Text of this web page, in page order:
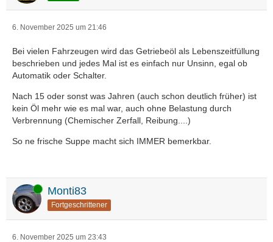
6. November 2025 um 21:46
Bei vielen Fahrzeugen wird das Getriebeöl als Lebenszeitfüllung
beschrieben und jedes Mal ist es einfach nur Unsinn, egal ob
Automatik oder Schalter.
Nach 15 oder sonst was Jahren (auch schon deutlich früher) ist
kein Öl mehr wie es mal war, auch ohne Belastung durch
Verbrennung (Chemischer Zerfall, Reibung....)
So ne frische Suppe macht sich IMMER bemerkbar.
Online Monti83
Fortgeschrittener
6. November 2025 um 23:43